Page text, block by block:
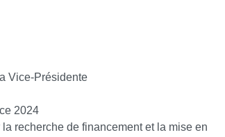
Vice-Présidente
2024
recherche de financement et la mise en